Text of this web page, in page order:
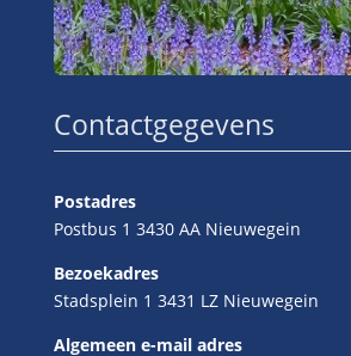
Contactgegevens
Postadres
Postbus 1 3430 AA Nieuwegein
Bezoekadres
Stadsplein 1 3431 LZ Nieuwegein
Algemeen e-mail adres